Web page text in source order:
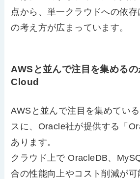
点から、単一クラウドへの依存
の考え方が広まっています。
AWSと並んで注目を集める
Cloud
AWSと並んで注目を集めてい
スに、Oracle社が提供する「
あります。
クラウド上で OracleDB、
合の性能向上やコスト削減が